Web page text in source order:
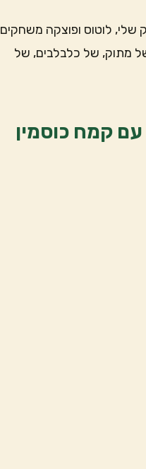
לוטוס ופוצקה משחקים
מתוק, של כלבלבים, של
קמח כוסמין